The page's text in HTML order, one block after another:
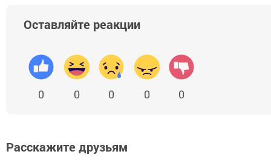
Оставляйте реакции
0 0 0 0 0
Расскажите друзьям